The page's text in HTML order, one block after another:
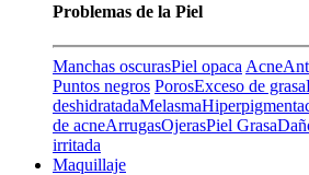
Problemas de la Piel
Manchas oscurasPiel opaca Acne
Puntos negros PorosExceso de grasa
deshidratadaMelasma
de acneArrugasOjerasPiel Grasa
irritada
Maquillaje